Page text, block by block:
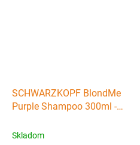
SCHWARZKOPF BlondMe
Purple Shampoo 300ml -
chladnú blond
Skladom